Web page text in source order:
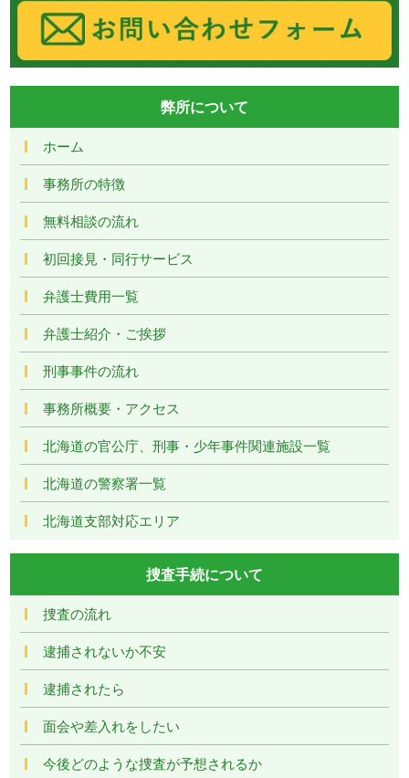
弊所について
ホーム
事務所の特徴
無料相談の流れ
初回接見・同行サービス
弁護士費用一覧
弁護士紹介・ご挨拶
刑事事件の流れ
事務所概要・アクセス
北海道の官公庁、刑事・少年事件関連施設一覧
北海道の警察署一覧
北海道支部対応エリア
捜査手続について
捜査の流れ
逮捕されないか不安
逮捕されたら
面会や差入れをしたい
今後どのような捜査が予想されるか